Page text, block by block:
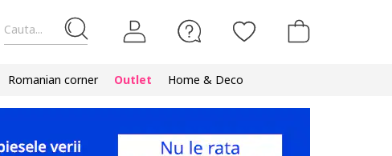
Cauta...
Romanian corner Outlet Home & Deco